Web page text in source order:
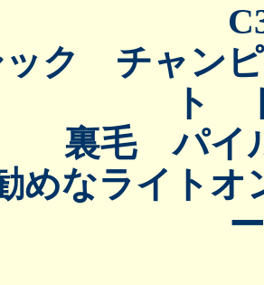
ック チャン
ト
裏毛 パイ
めなライトオ